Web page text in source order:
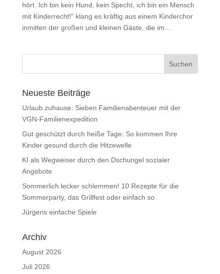
hört. Ich bin kein Hund, kein Specht, ich bin ein Mensch
mit Kinderrecht!“ klang es kräftig aus einem Kinderchor
inmitten der großen und kleinen Gäste, die im...
Neueste Beiträge
Urlaub zuhause: Sieben Familienabenteuer mit der
VGN-Familienexpedition
Gut geschützt durch heiße Tage: So kommen Ihre
Kinder gesund durch die Hitzewelle
KI als Wegweiser durch den Dschungel sozialer
Angebote
Sommerlich lecker schlemmen! 10 Rezepte für die
Sommerparty, das Grillfest oder einfach so
Jürgens einfache Spiele
Archiv
August 2026
Juli 2026